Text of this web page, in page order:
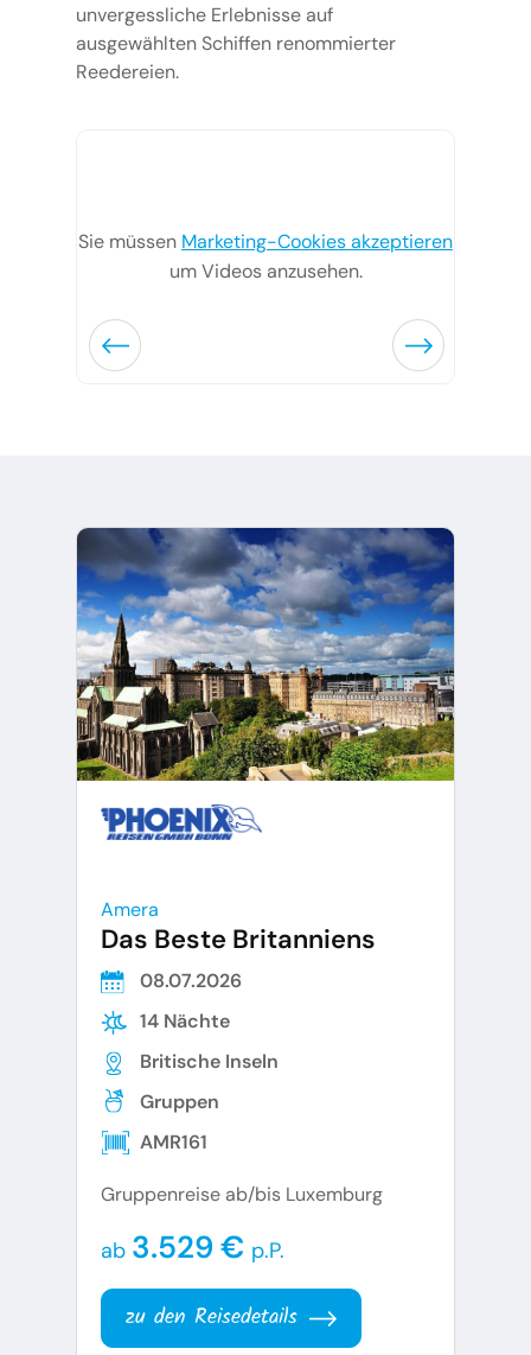
unvergessliche Erlebnisse auf
ausgewählten Schiffen renommierter
Reedereien.
Sie müssen Marketing-Cookies akzeptieren
um Videos anzusehen.
Amera
Das Beste Britanniens
08.07.2026
14 Nächte
Britische Inseln
Gruppen
AMR161
Gruppenreise ab/bis Luxemburg
ab 3.529 € p.P.
zu den Reisedetails